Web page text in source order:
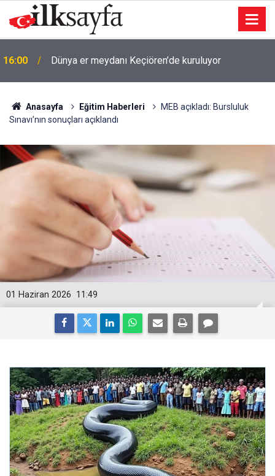
16:00 Dünya er meydanı Keçiören’de kuruluyor
Anasayfa Eğitim Haberleri
MEB açıkladı: Bursluluk
Sınavı’nın sonuçları açıklandı
11:49
01 Haziran 2026